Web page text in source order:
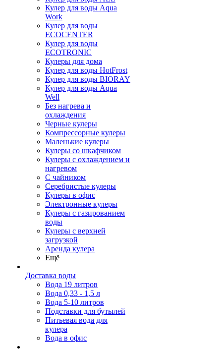
Кулер для воды Aqua
Work
Кулер для воды
ECOCENTER
Кулер для воды
ECOTRONIC
Кулеры для дома
Кулер для воды HotFrost
Кулер для воды BIORAY
Кулер для воды Aqua
Well
Без нагрева и
охлаждения
Черные кулеры
Компрессорные кулеры
Маленькие кулеры
Кулеры со шкафчиком
Кулеры с охлаждением и
нагревом
С чайником
Серебристые кулеры
Кулеры в офис
Электронные кулеры
Кулеры с газированием
воды
Кулеры с верхней
загрузкой
Аренда кулера
Ещё
Доставка воды
Вода 19 литров
Вода 0,33 - 1,5 л
Вода 5-10 литров
Подставки для бутылей
Питьевая вода для
кулера
Вода в офис